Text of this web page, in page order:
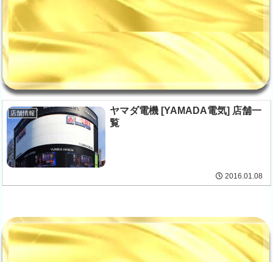
店舗情報
ヤマダ電機 [YAMADA電気] 店舗一
覧
2016.01.08